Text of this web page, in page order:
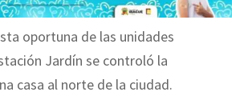
oportuna de las unidades
Jardín se controló la
casa al norte de la ciudad.